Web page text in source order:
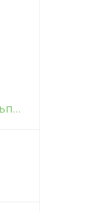
Шкаф для белья «Альпаж», отделка: старение (сосна)